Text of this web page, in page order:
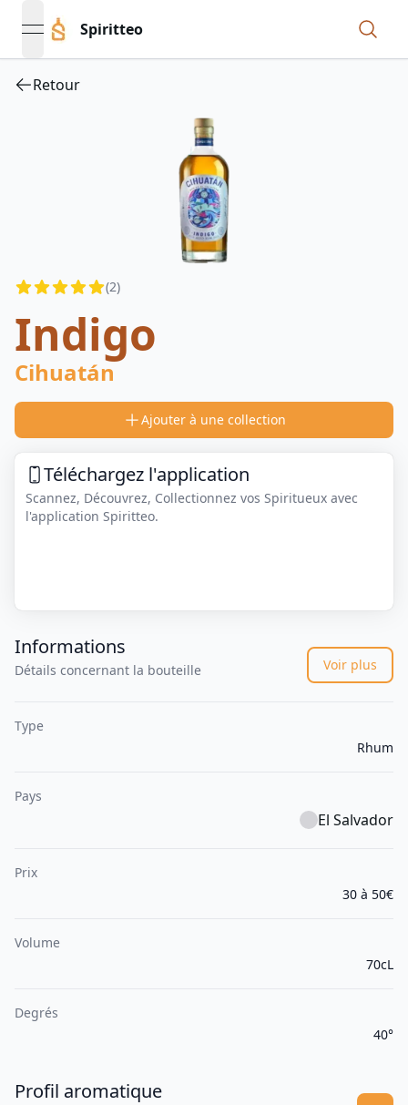
open navigation menu
Spiritteo
Retour
Reviews (2)
Indigo
Cihuatán
Ajouter à une collection
Téléchargez l'application
Scannez, Découvrez, Collectionnez vos Spiritueux avec
l'application Spiritteo.
Informations
Détails concernant la bouteille Voir plus
Type
Rhum
Pays
El Salvador
Prix
30 à 50€
Volume
70cL
Degrés
40°
Profil aromatique